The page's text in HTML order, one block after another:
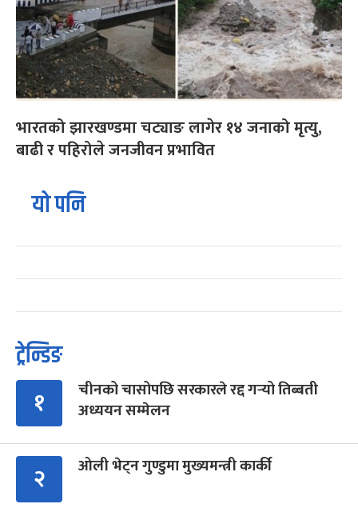
भारतको झारखण्डमा चट्याङ लागेर १४ जनाको मृत्यु,
बाढी र पहिरोले जनजीवन प्रभावित
यो पनि
ट्रेन्डिङ
१
चीनको चासोपछि सरकारले रद्द गर्‍यो तिब्बती
अध्ययन सम्मेलन
२ ओली भेट्न गुण्डुमा मुख्यमन्त्री कार्की